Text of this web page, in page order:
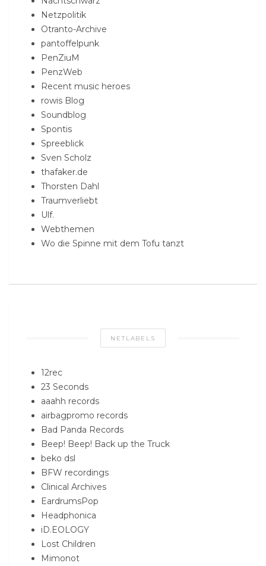
Netzpolitik
Otranto-Archive
pantoffelpunk
PenZiuM
PenzWeb
Recent music heroes
rowis Blog
Soundblog
Spontis
Spreeblick
Sven Scholz
thafaker.de
Thorsten Dahl
Traumverliebt
Ulf.
Webthemen
Wo die Spinne mit dem Tofu tanzt
NETLABELS
12rec
23 Seconds
aaahh records
airbagpromo records
Bad Panda Records
Beep! Beep! Back up the Truck
beko dsl
BFW recordings
Clinical Archives
EardrumsPop
Headphonica
iD.EOLOGY
Lost Children
Mimonot